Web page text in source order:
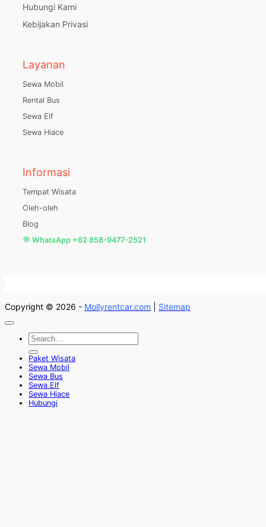
Hubungi Kami
Kebijakan Privasi
Layanan
Sewa Mobil
Rental Bus
Sewa Elf
Sewa Hiace
Informasi
Tempat Wisata
Oleh-oleh
Blog
💬 WhatsApp +62 858-9477-2521
Copyright © 2026 - Mollyrentcar.com Sitemap
Paket Wisata
Sewa Mobil
Sewa Bus
Sewa Elf
Sewa Hiace
Hubungi